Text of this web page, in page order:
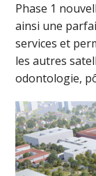
Phase 1
ainsi une
services et
les autres
odontologie,